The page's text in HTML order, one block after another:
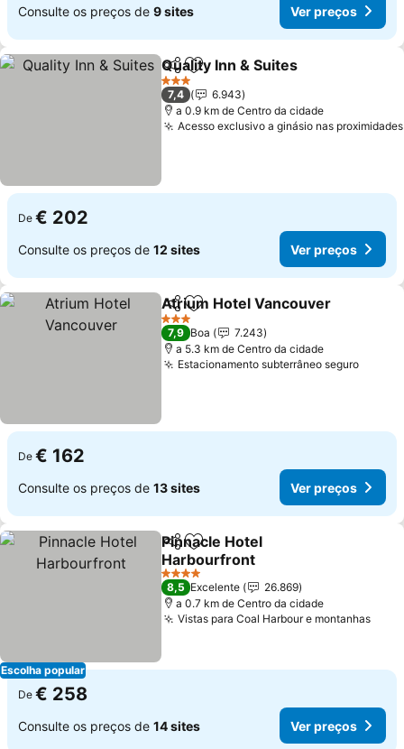
Consulte os preços de 9 sites Ver preços
PartilharAdicionar aos favoritos
Quality Inn & Suites
3 Estrelas
7,4
6.943
a 0.9 km de Centro da cidade
Acesso exclusivo a ginásio nas proximidades
De € 202
Consulte os preços de 12 sites Ver preços
PartilharAdicionar aos favoritos
Atrium Hotel Vancouver
3 Estrelas
7,9 Boa
7.243
a 5.3 km de Centro da cidade
Estacionamento subterrâneo seguro
De € 162
Consulte os preços de 13 sites Ver preços
Escolha popular
PartilharAdicionar aos favoritos
Pinnacle Hotel
Harbourfront
4 Estrelas
8,5 Excelente
26.869
a 0.7 km de Centro da cidade
Vistas para Coal Harbour e montanhas
De € 258
Consulte os preços de 14 sites Ver preços